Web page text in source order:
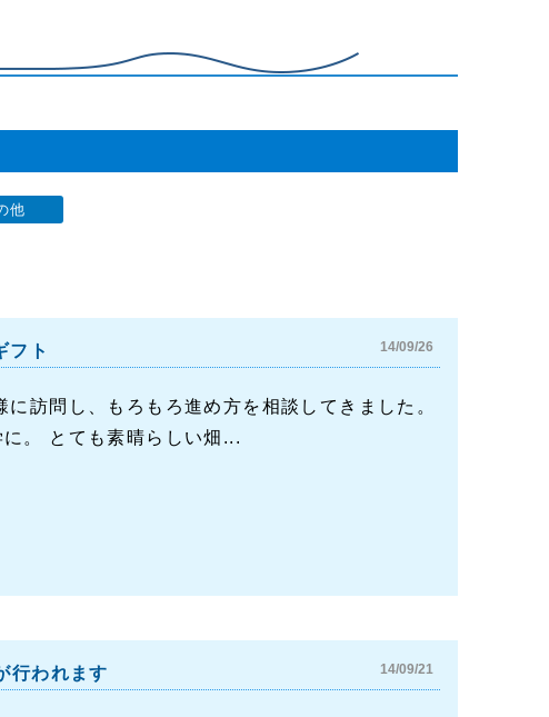
他
フト 14/09/26
訪問し、もろもろ進め方を相談してきました。
。 とても素晴らしい畑...
行われます 14/09/21